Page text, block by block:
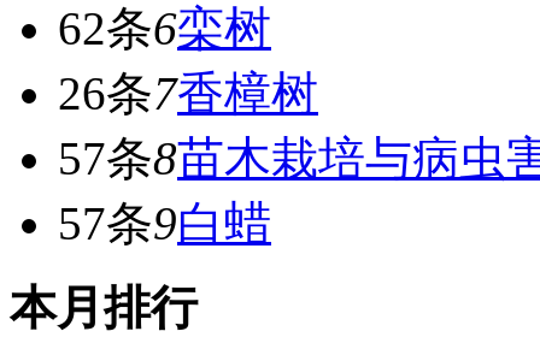
62条6栾树
26条7香樟树
57条8苗木栽培与病虫
57条9白蜡
本月排行